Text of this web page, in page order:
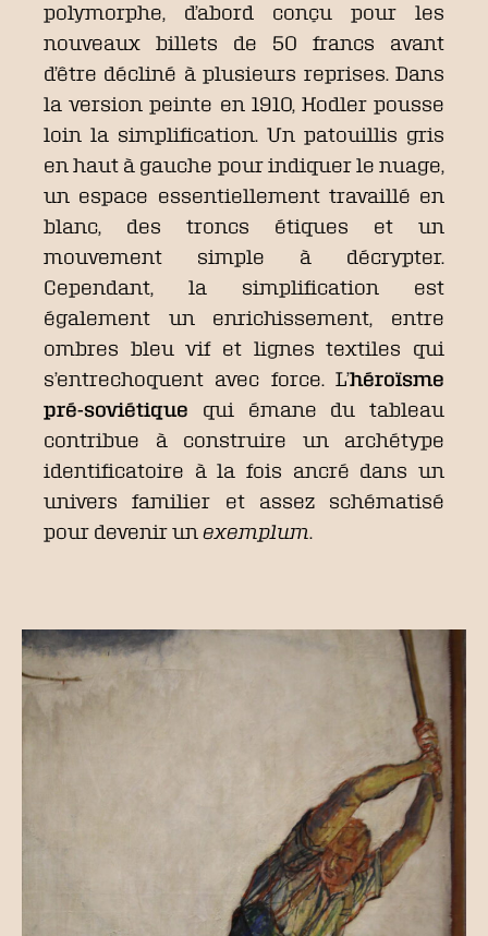
polymorphe, d’abord conçu pour les
nouveaux billets de 50 francs avant
d’être décliné à plusieurs reprises. Dans
la version peinte en 1910, Hodler pousse
loin la simplification. Un patouillis gris
en haut à gauche pour indiquer le nuage,
un espace essentiellement travaillé en
blanc, des troncs étiques et un
mouvement simple à décrypter.
Cependant, la simplification est
également un enrichissement, entre
ombres bleu vif et lignes textiles qui
s’entrechoquent avec force. L’héroïsme
pré-soviétique qui émane du tableau
contribue à construire un archétype
identificatoire à la fois ancré dans un
univers familier et assez schématisé
pour devenir un exemplum.